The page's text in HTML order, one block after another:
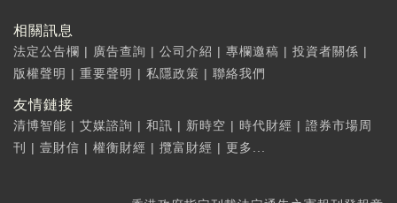
相關訊息
法定公告欄 | 廣告查詢 | 公司介紹 | 專欄邀稿 | 投資者關係 |
版權聲明 | 重要聲明 | 私隱政策 | 聯絡我們
友情鏈接
清博智能 | 艾媒諮詢 | 和訊 | 新時空 | 時代財經 | 證券市場周
刊
| 壹財信 | 權衡財經 | 攬富財經 | 更多...